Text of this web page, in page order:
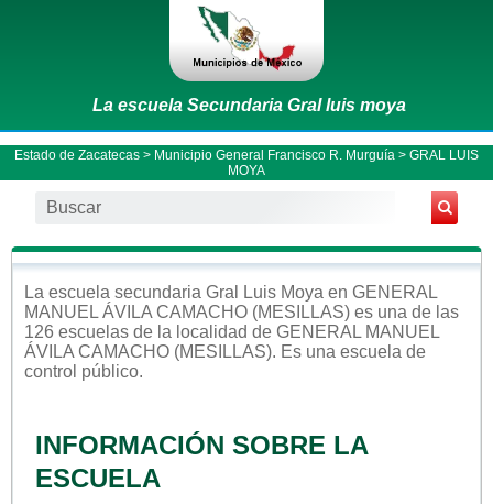
La escuela Secundaria Gral luis moya
Estado de Zacatecas > Municipio General Francisco R. Murguía > GRAL LUIS
MOYA
La escuela secundaria Gral Luis Moya en GENERAL
MANUEL ÁVILA CAMACHO (MESILLAS) es una de las
126 escuelas de la localidad de GENERAL MANUEL
ÁVILA CAMACHO (MESILLAS). Es una escuela de
control público.
INFORMACIÓN SOBRE LA
ESCUELA